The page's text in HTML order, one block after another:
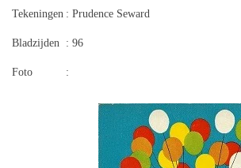
Tekeningen : Prudence Seward
Bladzijden : 96
Foto :